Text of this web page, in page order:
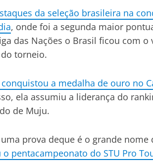
da seleção brasileira na
, onde foi a segunda maior
das Nações o Brasil ficou com
torneio.
conquistou a medalha de ouro no
ela assumiu a liderança do
de Muju.
prova deque é o grande nome
pentacampeonato do STU Pro